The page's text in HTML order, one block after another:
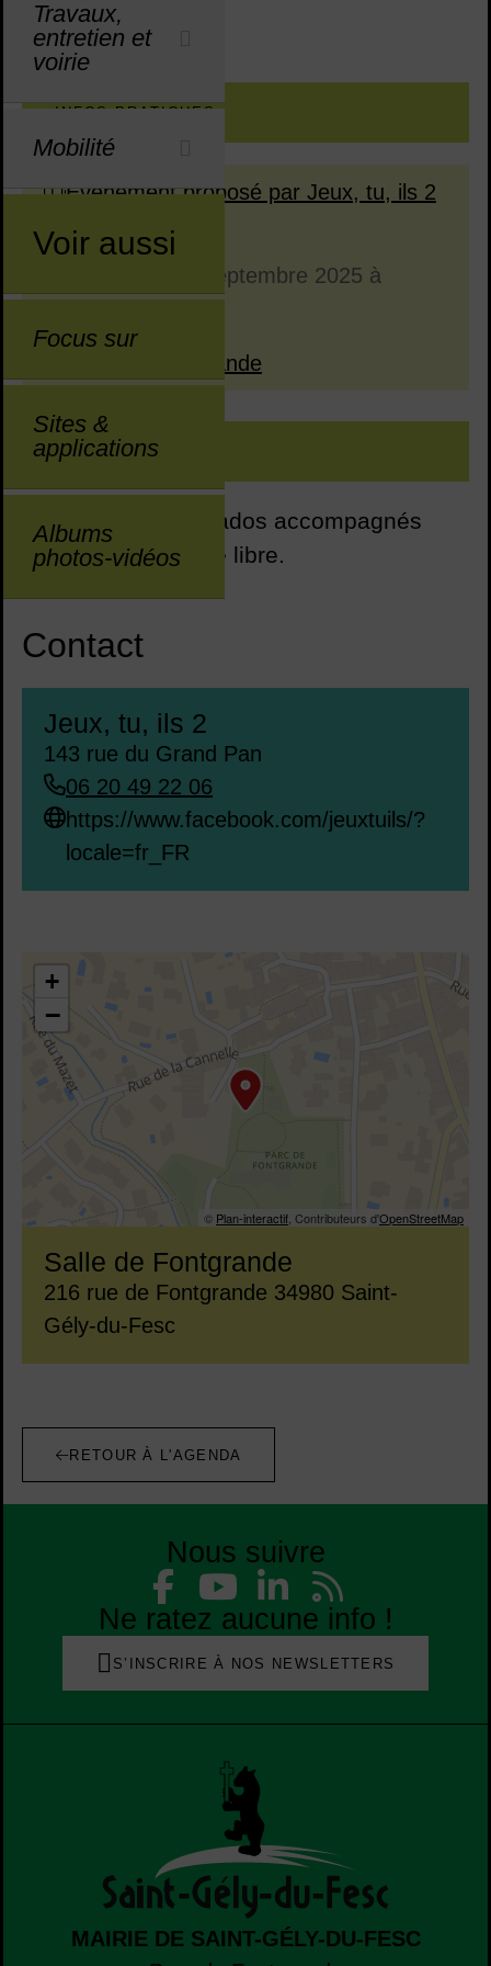
Travaux,
entretien et
voirie
Mobilité
Voir aussi
Focus sur
Sites &
applications
Albums
photos-vidéos
JEUNESSE
Sommaire
INFOS PRATIQUES
Événement proposé par Jeux, tu, ils 2
Dates :
Dates en cours
Dates passées
samedi 20 septembre 2025 à
Lieu :
Salle de Fontgrande
DESCRIPTION
Public : adultes et ados accompagnés
d'un adulte - Entrée libre.
Contact
Jeux, tu, ils 2
143 rue du Grand Pan
06 20 49 22 06
https://www.facebook.com/jeuxtuils/?
locale=fr_FR
43.692175,3.804076
+
−
© Plan-interactif , Contributeurs d'OpenStreetMap
Salle de Fontgrande
Adresse :
216 rue de Fontgrande 34980 Saint-
Gély-du-Fesc
RETOUR À L'AGENDA
Nous suivre
Liste des réseaux
Liste des réseaux
Facebook
YouTube
Ne ratez aucune info !
S’INSCRIRE À NOS NEWSLETTERS
MAIRIE DE SAINT-GÉLY-DU-FESC